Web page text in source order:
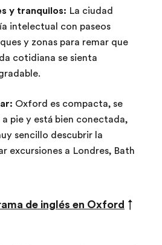
y tranquilos: La ciudad
intelectual con paseos
y zonas para remar que
cotidiana se sienta
Oxford es compacta, se
pie y está bien conectada,
sencillo descubrir la
excursiones a Londres, Bath
de inglés en Oxford ↑